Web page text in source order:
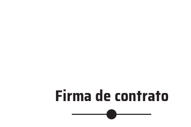
Firma de contrato